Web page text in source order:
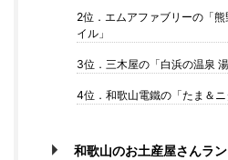
2位．エムアファブリーの「
イル」
3位．三木屋の「白浜の温泉 湯
4位．和歌山電鐵の「たま＆ニ
和歌山のお土産屋さんラ